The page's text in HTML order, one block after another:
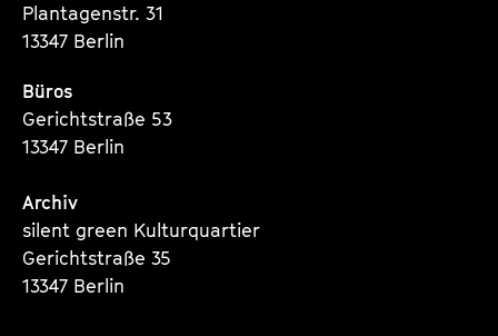
Plantagenstr. 31
13347 Berlin
Büros
Gerichtstraße 53
13347 Berlin
Archiv
silent green Kulturquartier
Gerichtstraße 35
13347 Berlin